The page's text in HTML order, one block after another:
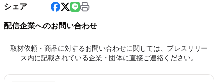
シェア
配信企業へのお問い合わせ
取材依頼・商品に対するお問い合わせに関しては、プレスリリー
ス内に記載されている企業・団体に直接ご連絡ください。